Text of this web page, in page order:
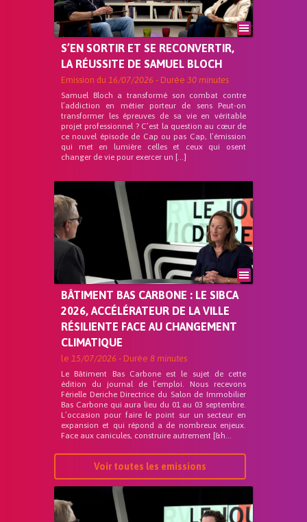
S’EN SORTIR ET SE RECONVERTIR,
LA RÉUSSITE DE SAMUEL BLOCH
Emission du 16/07/2026 - Durée 30 minutes
Samuel Bloch a transformé son combat contre
l’addiction en métier porteur de sens Peut-on
transformer les épreuves de sa vie en véritable
projet professionnel ? C’est la question au cœur de
ce nouvel épisode de Cap ou pas Cap, l’émission
qui met en lumière celles et ceux qui osent
changer de vie pour exercer un […]
BÂTIMENT BAS CARBONE : LE SIBCA
2026, ACCÉLÉRATEUR DE LA VILLE
RÉSILIENTE FACE AU CHANGEMENT
CLIMATIQUE
le 15/07/2026 - Durée 8 minutes
Le Bâtiment Bas Carbone est le sujet de cette
édition du journal de l’emploi. Nous recevons
Férielle Deriche Directrice du Salon de Immobilier
Bas Carbone qui aura lieu du 01 au 03 septembre.
L’occasion pour faire le point sur un secteur en
expansion et qui répond a de nombreux enjeux.
Face aux canicules, construire autrement [&h...
Voir toutes les emissions